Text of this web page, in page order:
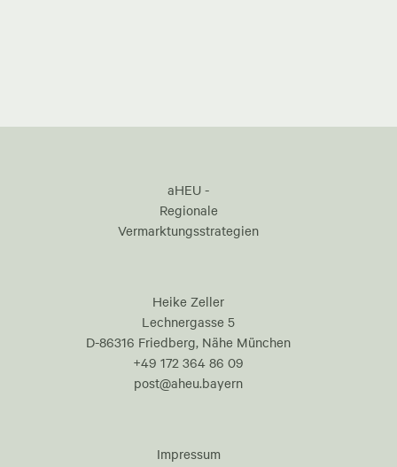
aHEU -
Regionale
Vermarktungsstrategien
Heike Zeller
Lechnergasse 5
D-86316 Friedberg, Nähe München
+49 172 364 86 09
post@aheu.bayern
Impressum